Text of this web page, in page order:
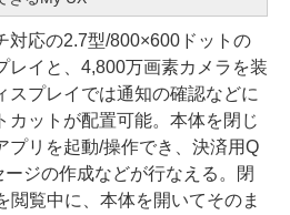
応の2.7型/800×600ドットの
レイと、4,800万画素カメラを装
スプレイでは通知の確認などに
カットが配置可能。本体を閉じ
プリを起動/操作でき、決済用Q
ジの作成などが行なえる。閉
閲覧中に、本体を開いてそのま